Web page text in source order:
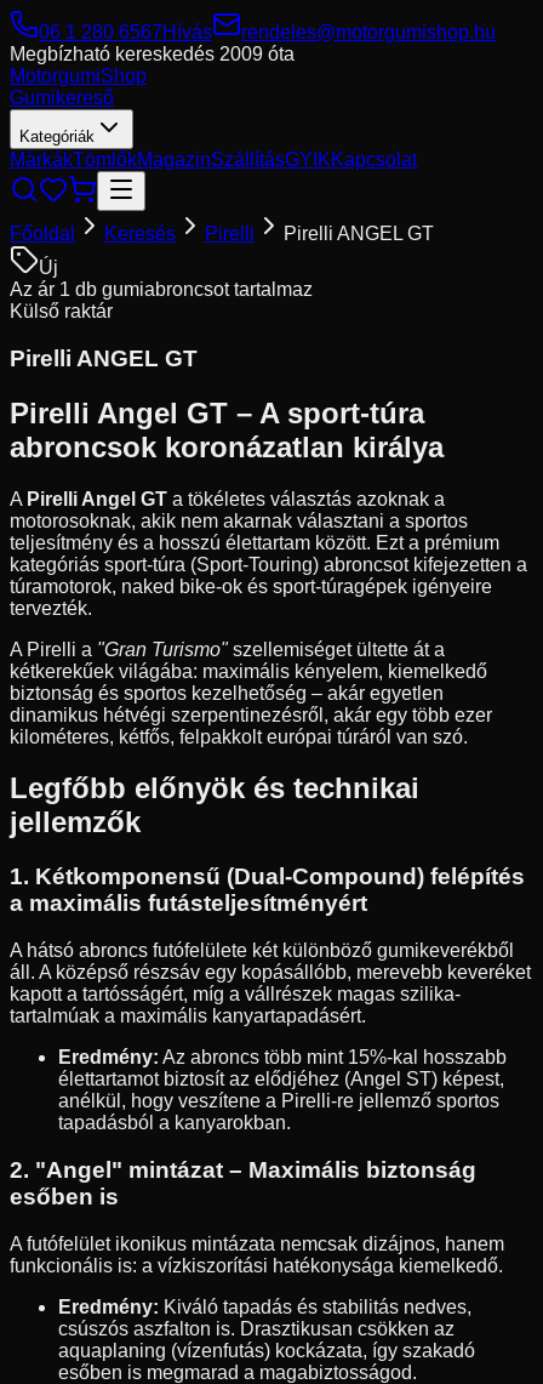
06 1 280 6567Hívás
rendeles@motorgumishop.hu
Megbízható kereskedés 2009 óta
MotorgumiShop
Gumikereső
Kategóriák
MárkákTömlőkMagazinSzállításGYIKKapcsolat
Főoldal Keresés Pirelli
Pirelli ANGEL GT
Új
Az ár 1 db gumiabroncsot tartalmaz
Külső raktár
Pirelli ANGEL GT
Pirelli Angel GT – A sport-túra
abroncsok koronázatlan királya
A Pirelli Angel GT a tökéletes választás azoknak a
motorosoknak, akik nem akarnak választani a sportos
teljesítmény és a hosszú élettartam között. Ezt a prémium
kategóriás sport-túra (Sport-Touring) abroncsot kifejezetten a
túramotorok, naked bike-ok és sport-túragépek igényeire
tervezték.
A Pirelli a "Gran Turismo"szellemiséget ültette át a
kétkerekűek világába: maximális kényelem, kiemelkedő
biztonság és sportos kezelhetőség – akár egyetlen
dinamikus hétvégi szerpentinezésről, akár egy több ezer
kilométeres, kétfős, felpakkolt európai túráról van szó.
Legfőbb előnyök és technikai
jellemzők
1. Kétkomponensű (Dual-Compound) felépítés
a maximális futásteljesítményért
A hátsó abroncs futófelülete két különböző gumikeverékből
áll. A középső részsáv egy kopásállóbb, merevebb keveréket
kapott a tartósságért, míg a vállrészek magas szilika-
tartalmúak a maximális kanyartapadásért.
Eredmény: Az abroncs több mint 15%-kal hosszabb
élettartamot biztosít az elődjéhez (Angel ST) képest,
anélkül, hogy veszítene a Pirelli-re jellemző sportos
tapadásból a kanyarokban.
2. "Angel" mintázat – Maximális biztonság
esőben is
A futófelület ikonikus mintázata nemcsak dizájnos, hanem
funkcionális is: a vízkiszorítási hatékonysága kiemelkedő.
Eredmény: Kiváló tapadás és stabilitás nedves,
csúszós aszfalton is. Drasztikusan csökken az
aquaplaning (vízenfutás) kockázata, így szakadó
esőben is megmarad a magabiztosságod.